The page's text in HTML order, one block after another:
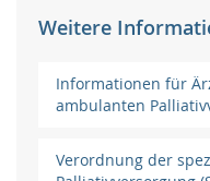
Weitere
Informationen für
ambulanten
Verordnung der